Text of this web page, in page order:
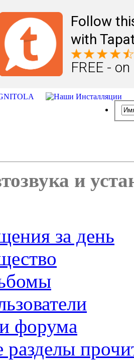
Follow
with
FREE -
и
за день
форума
разделы